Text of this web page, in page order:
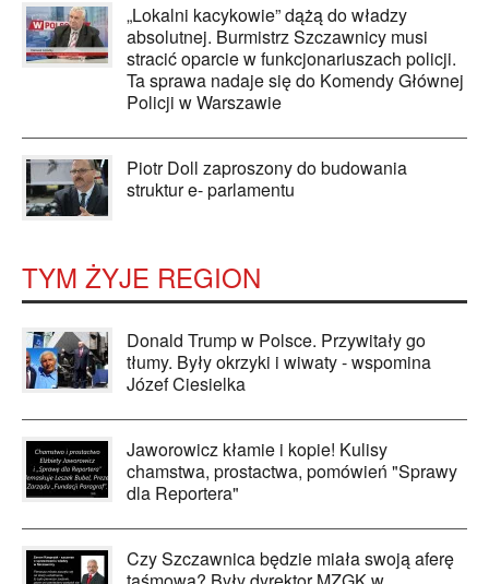
„Lokalni kacykowie” dążą do władzy
absolutnej. Burmistrz Szczawnicy musi
stracić oparcie w funkcjonariuszach policji.
Ta sprawa nadaje się do Komendy Głównej
Policji w Warszawie
Piotr Doll zaproszony do budowania
struktur e- parlamentu
TYM ŻYJE REGION
Donald Trump w Polsce. Przywitały go
tłumy. Były okrzyki i wiwaty - wspomina
Józef Ciesielka
Jaworowicz kłamie i kopie! Kulisy
chamstwa, prostactwa, pomówień "Sprawy
dla Reportera"
Czy Szczawnica będzie miała swoją aferę